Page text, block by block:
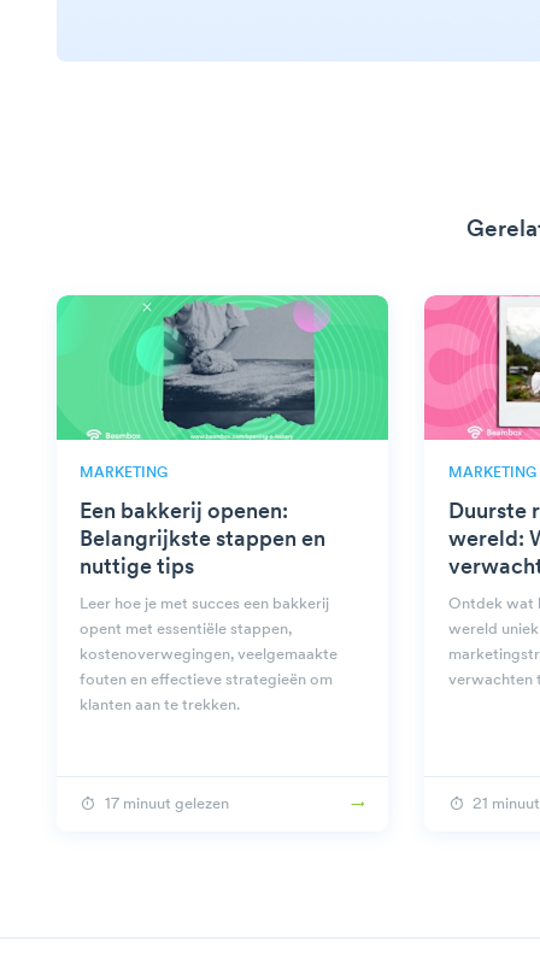
MARKETING
Een bakkerij openen:
Belangrijkste stappen en
nuttige tips
Leer hoe je met succes een bakkerij
opent met essentiële stappen,
kostenoverwegingen, veelgemaakte
fouten en effectieve strategieën om
klanten aan te trekken.
17 minuut gelezen
MARKETING
Duurste
wereld:
Ontdek wat
wereld
verwachten
21